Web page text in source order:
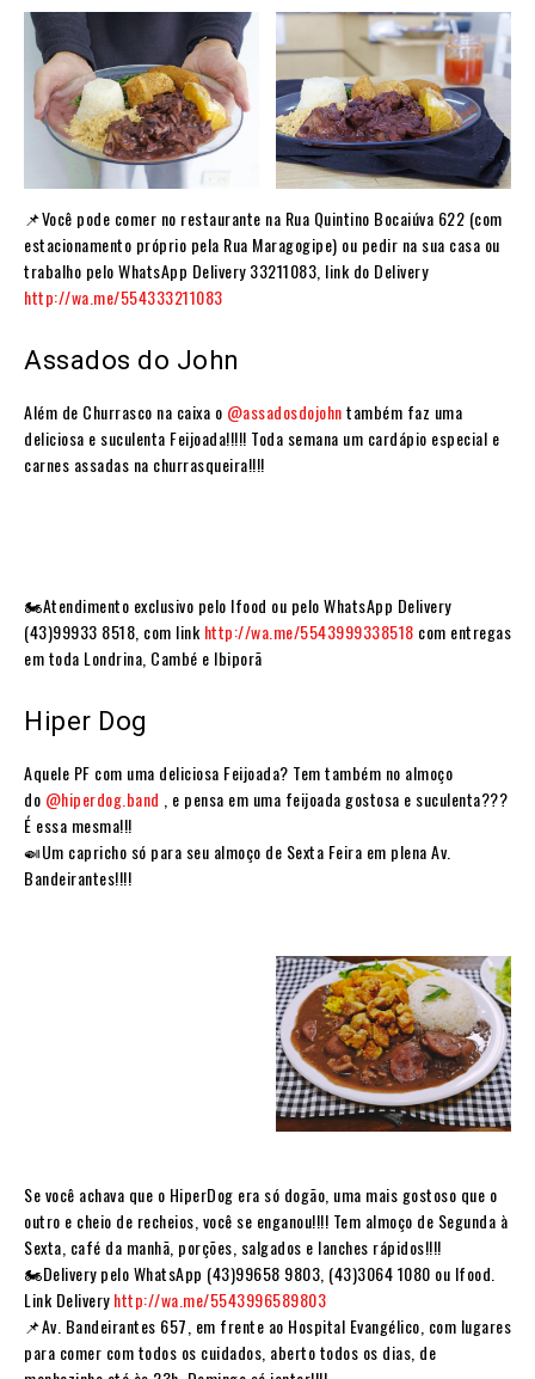
📌Você pode comer no restaurante na Rua Quintino Bocaiúva 622 (com
estacionamento próprio pela Rua Maragogipe) ou pedir na sua casa ou
trabalho pelo WhatsApp Delivery 33211083, link do Delivery
http://wa.me/554333211083
Assados do John
Além de Churrasco na caixa o @assadosdojohntambém faz uma
deliciosa e suculenta Feijoada!!!!! Toda semana um cardápio especial e
carnes assadas na churrasqueira!!!!
🏍Atendimento exclusivo pelo Ifood ou pelo WhatsApp Delivery
(43)99933 8518, com link http://wa.me/5543999338518 com entregas
em toda Londrina, Cambé e Ibiporã⠀
Hiper Dog
Aquele PF com uma deliciosa Feijoada? Tem também no almoço
do @hiperdog.band , e pensa em uma feijoada gostosa e suculenta???
É essa mesma!!! ⠀
🍛Um capricho só para seu almoço de Sexta Feira em plena Av.
Bandeirantes!!!!
Se você achava que o HiperDog era só dogão, uma mais gostoso que o
outro e cheio de recheios, você se enganou!!!! Tem almoço de Segunda à
Sexta, café da manhã, porções, salgados e lanches rápidos!!!!⠀
🏍Delivery pelo WhatsApp (43)99658 9803, (43)3064 1080 ou Ifood.
Link Deliveryhttp://wa.me/5543996589803
📌Av. Bandeirantes 657, em frente ao Hospital Evangélico, com lugares
para comer com todos os cuidados, aberto todos os dias, de